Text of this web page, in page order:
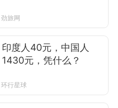
劲旅网
印度人40元，中国人
1430元，凭什么？
环行星球